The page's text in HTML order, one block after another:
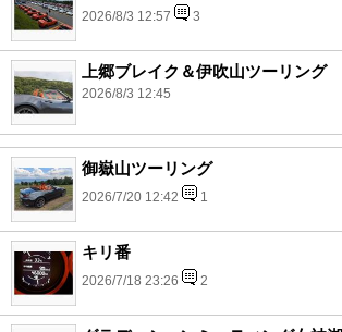
2026/8/3 12:57 3
上郷ブレイク＆伊吹山ツーリング
2026/8/3 12:45
御嶽山ツーリング
2026/7/20 12:42 1
キリ番
2026/7/18 23:26 2